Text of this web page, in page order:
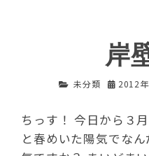
岸
未分類 2012
ちっす！ 今日から３
と春めいた陽気でな